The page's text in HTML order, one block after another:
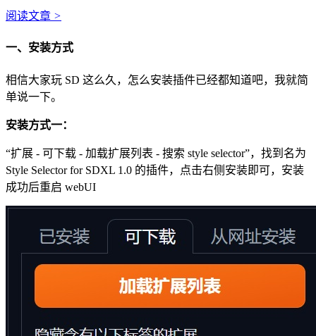
阅读文章 >
一、安装方式
相信大家玩 SD 这么久，怎么安装插件已经都知道吧，我就简
单说一下。
安装方式一：
“扩展 - 可下载 - 加载扩展列表 - 搜索 style selector”，找到名为
Style Selector for SDXL 1.0 的插件，点击右侧安装即可，安装
成功后重启 webUI